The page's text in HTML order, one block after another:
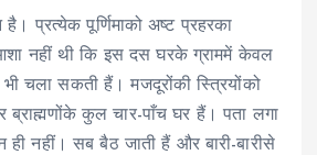
प्रत्येक पूर्णिमाको अष्ट प्रहरका
नहीं थी कि इस दस घरके ग्राममें केवल
भी चला सकती हैं। मजदूरोंकी स्त्रियोंको
ब्राह्मणोंके कुल चार-पाँच घर हैं। पता लगा
ही नहीं। सब बैठ जाती हैं और बारी-बारीसे